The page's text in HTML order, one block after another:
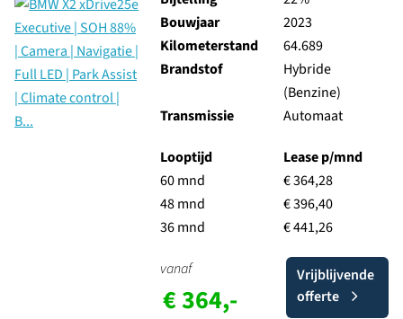
Bouwjaar
2023
Kilometerstand
64.689
Brandstof
Hybride
(Benzine)
Transmissie
Automaat
Looptijd
60 mnd
48 mnd
36 mnd
Lease p/mnd
€ 364,28
€ 396,40
€ 441,26
vanaf
€ 364,-
Vrijblijvende
offerte